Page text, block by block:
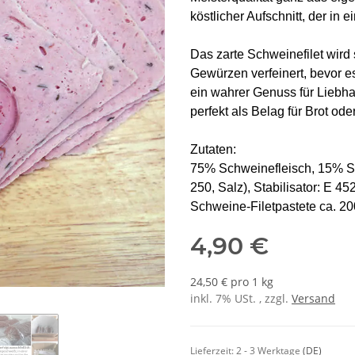
köstlicher Aufschnitt, der in
Das zarte Schweinefilet
Gewürzen verfeinert, bevor
ein wahrer Genuss für
perfekt als Belag für Brot
Zutaten:
75% Schweinefleisch, 15%
250, Salz), Stabilisator: E
Schweine-Filetpastete ca.
4,90 €
24,50 € pro 1 kg
inkl. 7% USt. , zzgl. Versand
Lieferzeit:2 - 3 Werktage (DE)